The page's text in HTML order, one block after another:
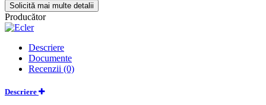
Solicită mai multe detalii
Producător
Descriere
Documente
Recenzii (0)
Descriere